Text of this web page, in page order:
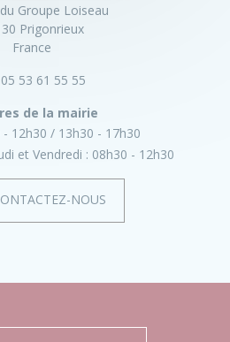
Groupe Loiseau
Prigonrieux
France
05 53 61 55 55
de la mairie
- 12h30
13h30 - 17h30
et Vendredi : 08h30 - 12h30
NOUS